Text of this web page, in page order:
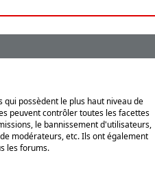
possèdent le plus haut niveau de
peuvent contrôler toutes les facettes
le bannissement d'utilisateurs,
modérateurs, etc. Ils ont également
les forums.